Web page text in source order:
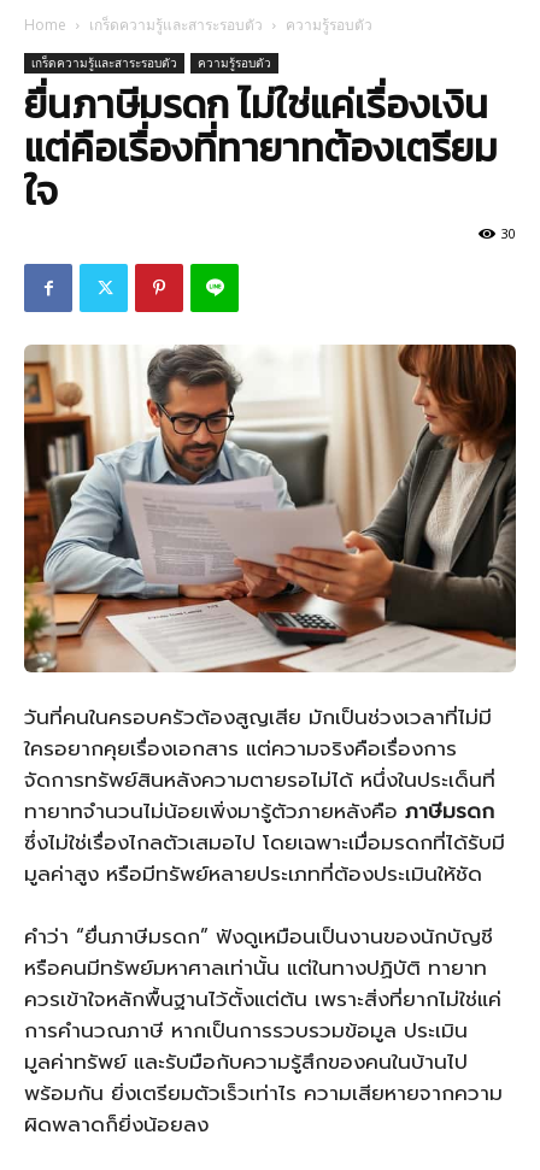
Home เกร็ดความรู้และสาระรอบตัว ความรู้รอบตัว
เกร็ดความรู้และสาระรอบตัว ความรู้รอบตัว
ยื่นภาษีมรดก ไม่ใช่แค่เรื่องเงิน
แต่คือเรื่องที่ทายาทต้องเตรียม
ใจ
30
วันที่คนในครอบครัวต้องสูญเสีย มักเป็นช่วงเวลาที่ไม่มี
ใครอยากคุยเรื่องเอกสาร แต่ความจริงคือเรื่องการ
จัดการทรัพย์สินหลังความตายรอไม่ได้ หนึ่งในประเด็นที่
ทายาทจำนวนไม่น้อยเพิ่งมารู้ตัวภายหลังคือ ภาษีมรดก
ซึ่งไม่ใช่เรื่องไกลตัวเสมอไป โดยเฉพาะเมื่อมรดกที่ได้รับมี
มูลค่าสูง หรือมีทรัพย์หลายประเภทที่ต้องประเมินให้ชัด
คำว่า “ยื่นภาษีมรดก” ฟังดูเหมือนเป็นงานของนักบัญชี
หรือคนมีทรัพย์มหาศาลเท่านั้น แต่ในทางปฏิบัติ ทายาท
ควรเข้าใจหลักพื้นฐานไว้ตั้งแต่ต้น เพราะสิ่งที่ยากไม่ใช่แค่
การคำนวณภาษี หากเป็นการรวบรวมข้อมูล ประเมิน
มูลค่าทรัพย์ และรับมือกับความรู้สึกของคนในบ้านไป
พร้อมกัน ยิ่งเตรียมตัวเร็วเท่าไร ความเสียหายจากความ
ผิดพลาดก็ยิ่งน้อยลง